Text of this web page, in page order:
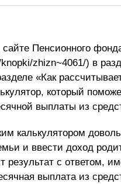
Пенсионного
zhizn~4061/) в
«Как
который
выплаты из
калькулятором
и ввести доход
результат с ответом,
выплата из